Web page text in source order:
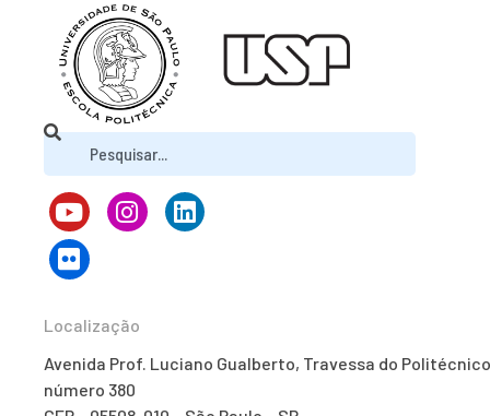
Localização
Avenida Prof. Luciano Gualberto, Travessa do
número 380